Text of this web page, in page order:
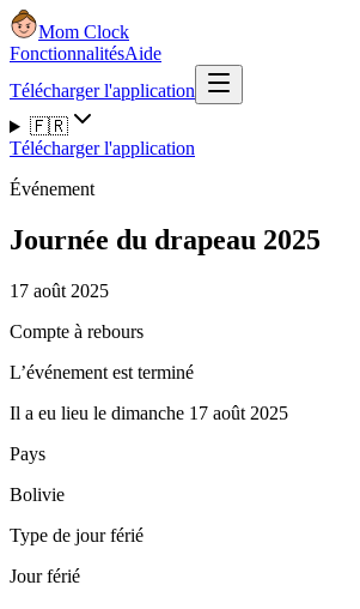
Mom Clock
FonctionnalitésAide
Télécharger l'application
🇫🇷
Télécharger l'application
Événement
Journée du drapeau 2025
17 août 2025
Compte à rebours
L’événement est terminé
Il a eu lieu le dimanche 17 août 2025
Pays
Bolivie
Type de jour férié
Jour férié